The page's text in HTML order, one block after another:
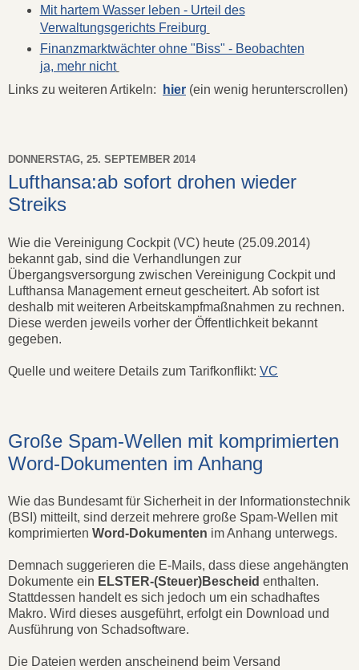
Mit hartem Wasser leben - Urteil des
Verwaltungsgerichts Freiburg
Finanzmarktwächter ohne "Biss" - Beobachten
ja, mehr nicht
Links zu weiteren Artikeln:
hier (ein wenig herunterscrollen)
DONNERSTAG, 25. SEPTEMBER 2014
Lufthansa:ab sofort drohen wieder
Streiks
Wie die Vereinigung Cockpit (VC) heute (25.09.2014)
bekannt gab, sind die Verhandlungen zur
Übergangsversorgung zwischen Vereinigung Cockpit und
Lufthansa Management erneut gescheitert. Ab sofort ist
deshalb mit weiteren Arbeitskampfmaßnahmen zu rechnen.
Diese werden jeweils vorher der Öffentlichkeit bekannt
gegeben.
Quelle und weitere Details zum Tarifkonflikt: VC
Große Spam-Wellen mit komprimierten
Word-Dokumenten im Anhang
Wie das Bundesamt für Sicherheit in der Informationstechnik
(BSI) mitteilt, sind derzeit mehrere große Spam-Wellen mit
komprimierten Word-Dokumenten im Anhang unterwegs.
Demnach suggerieren die E-Mails, dass diese angehängten
Dokumente ein ELSTER-(Steuer)Bescheid enthalten.
Stattdessen handelt es sich jedoch um ein schadhaftes
Makro. Wird dieses ausgeführt, erfolgt ein Download und
Ausführung von Schadsoftware.
Die Dateien werden anscheinend beim Versand